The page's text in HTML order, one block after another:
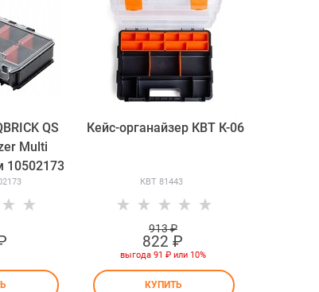
QS
Multi
10502173
Кейс-органайзер КВТ К-06
КВТ 81443
913 ₽
822 ₽
выгода 91 ₽или 10%
КУПИТЬ